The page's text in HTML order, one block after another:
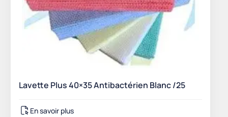
Lavette Plus 40×35 Antibactérien Blanc /25
En savoir plus